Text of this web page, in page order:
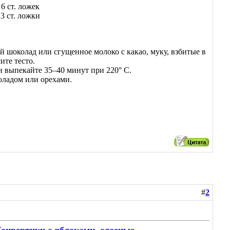
ст. ложек
ст. ложки
шоколад или сгущенное молоко с какао, муку, взбитые в
тесто.
35–40 минут при 220° С.
или орехами.
#2